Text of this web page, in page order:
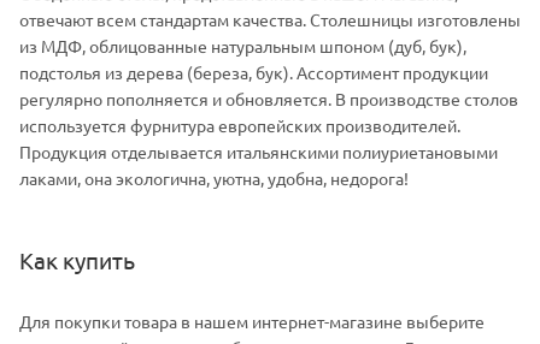
отвечают всем стандартам качества. Столешницы изготовлены
из МДФ, облицованные натуральным шпоном (дуб, бук),
подстолья из дерева (береза, бук). Ассортимент продукции
регулярно пополняется и обновляется. В производстве столов
используется фурнитура европейских производителей.
Продукция отделывается итальянскими полиуриетановыми
лаками, она экологична, уютна, удобна, недорога!
Как купить
Для покупки товара в нашем интернет-магазине выберите